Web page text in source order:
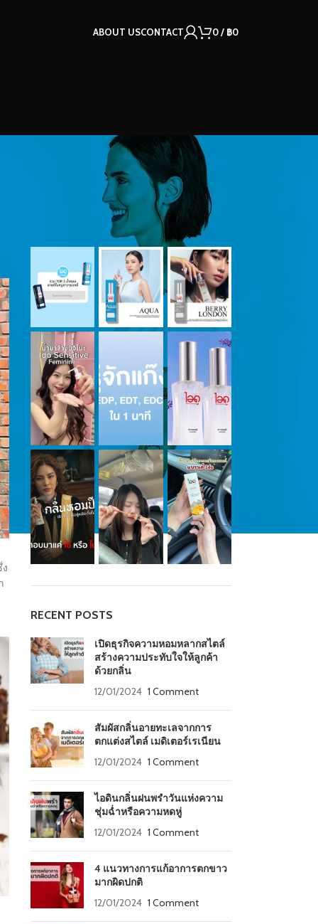
ABOUT USCONTACT 0/ ฿0
OUR INSTAGRAM
RECENT POSTS
เปิดธุรกิจความหอมหลากสไตล์
สร้างความประทับใจให้ลูกค้า
ด้วยกลิ่น
12/01/2024 1 Comment
สัมผัสกลิ่นอายทะเลจากการ
ตกแต่งสไตล์ เมดิเตอร์เรเนียน
12/01/2024 1 Comment
ไอดินกลิ่นฝนพรำวันแห่งความ
ชุ่มฉ่ำหรือความหดหู่
12/01/2024 1 Comment
4 แนวทางการแก้อาการตกขาว
มากผิดปกติ
12/01/2024 1 Comment